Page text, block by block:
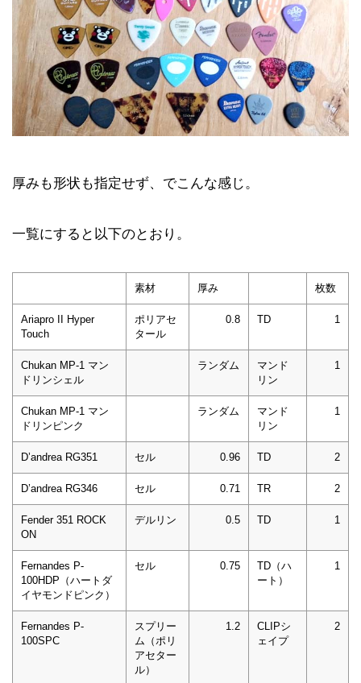
厚みも形状も指定せず、でこんな感じ。
一覧にすると以下のとおり。
素材 厚み 枚数
Ariapro II Hyper
Touch
ポリアセ
タール
0.8 TD 1
Chukan MP-1 マン
ドリンシェル
ランダム
マンド
リン
1
Chukan MP-1 マン
ドリンピンク
ランダム
マンド
リン
1
D’andrea RG351 セル 0.96 TD 2
D’andrea RG346 セル 0.71 TR 2
Fender 351 ROCK
ON
デルリン 0.5 TD 1
Fernandes P-
100HDP（ハートダ
イヤモンドピンク）
セル 0.75
TD（ハ
ート）
1
Fernandes P-
100SPC
スプリー
ム（ポリ
アセター
ル）
1.2
CLIPシ
ェイプ
2